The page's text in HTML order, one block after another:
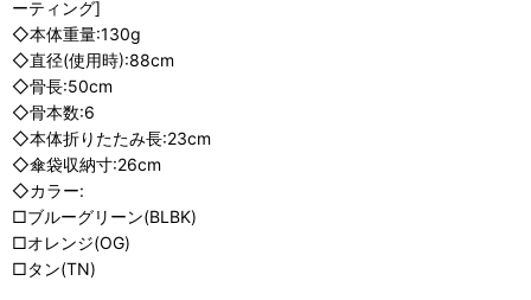
ーティング]
◇本体重量:130g
◇直径(使用時):88cm
◇骨長:50cm
◇骨本数:6
◇本体折りたたみ長:23cm
◇傘袋収納寸:26cm
◇カラー:
□ブルーグリーン(BLBK)
□オレンジ(OG)
□タン(TN)